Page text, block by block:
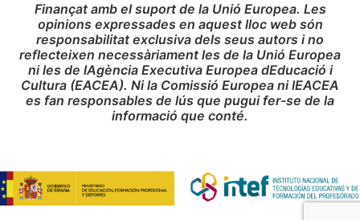
Finançat amb el suport de la Unió Europea. Les
opinions expressades en aquest lloc web són
responsabilitat exclusiva dels seus autors i no
reflecteixen necessàriament les de la Unió Europea
ni les de lAgència Executiva Europea dEducació i
Cultura (EACEA). Ni la Comissió Europea ni lEACEA
es fan responsables de lús que pugui fer-se de la
informació que conté.